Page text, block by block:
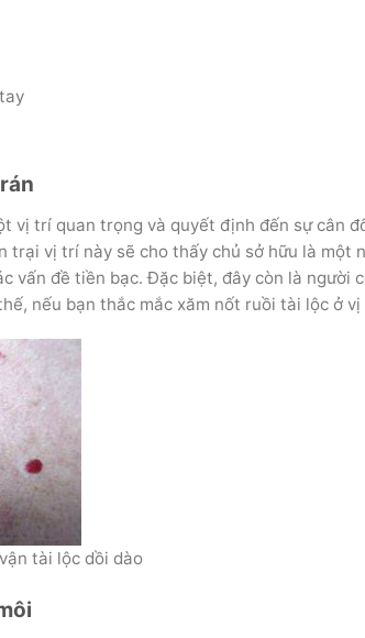
vị trí quan trọng và quyết định đến sự cân
trại vị trí này sẽ cho thấy chủ sở hữu là một
vấn đề tiền bạc. Đặc biệt, đây còn là người
nếu bạn thắc mắc xăm nốt ruồi tài lộc ở
tài lộc dồi dào